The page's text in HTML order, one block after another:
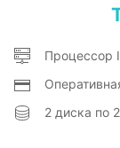
Процессор
2 диска по